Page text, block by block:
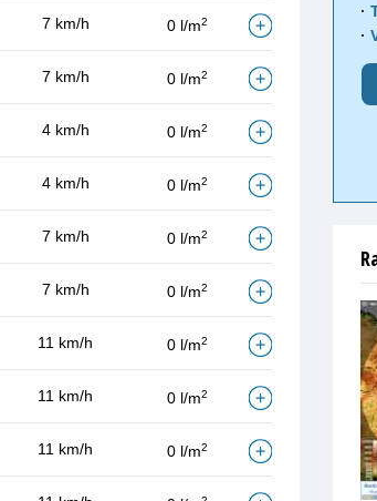
7 km/h 0 l/m2
7 km/h 0 l/m2
4 km/h 0 l/m2
4 km/h 0 l/m2
7 km/h 0 l/m2
7 km/h 0 l/m2
11 km/h 0 l/m2
11 km/h 0 l/m2
11 km/h 0 l/m2